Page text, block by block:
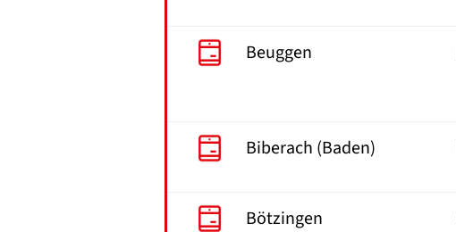
Beuggen
Biberach (Baden)
Bötzingen